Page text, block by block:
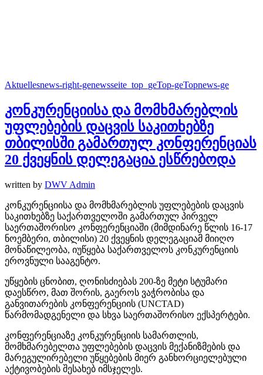
Aktuellesnews-right-genewsseite_top_geTop-geTopnews-ge
კონკურენციისა და მომხმარებლის
უფლებების დაცვის საკითხებზე
თბილისში გამართულ კონფერენციას
20 ქვეყნის დელეგაცია ესწრებოდა
written by DWV Admin
კონკურენციისა და მომხმარებლის უფლებების დაცვის
საკითხებზე საქართველოში გამართულ პირველ
საერთაშორისო კონფერენციაში (მიმდინარე წლის 16-17
ნოემბერი, თბილისი) 20 ქვეყნის დელეგაციამ მიიღო
მონაწილეობა, იუწყება საქართველოს კონკურენციის
ეროვნული სააგენტო.
უწყების ცნობით, ღონისძიებას 200-ზე მეტი სტუმარი
დაესწრო, მათ შორის, გაეროს ვაჭრობისა და
განვითარების კონფერენციის (UNCTAD)
წარმომადგენელი და სხვა საერთაშორისო ექსპერტები.
კონფერენციაზე კონკურენციის სამართლის,
მომხმარებელთა უფლებების დაცვის მექანიზმების და
მარეგულირებელი უწყებების მიერ განხორციელებული
აქტივობების შესახებ იმსჯელეს.